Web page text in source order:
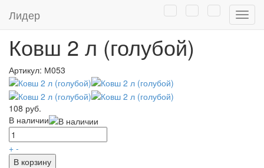
Лидер
Ведра, тазы /Ковши из
пластмассы
Ковш 2 л (голубой)
Артикул: М053
108 руб.
В наличии
+ -
В корзину